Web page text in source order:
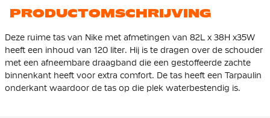
PRODUCTOMSCHRIJVING
Deze ruime tas van Nike met afmetingen van 82L x 38H x35W
heeft een inhoud van 120 liter. Hij is te dragen over de schouder
met een afneembare draagband die een gestoffeerde zachte
binnenkant heeft voor extra comfort. De tas heeft een Tarpaulin
onderkant waardoor de tas op die plek waterbestendig is.